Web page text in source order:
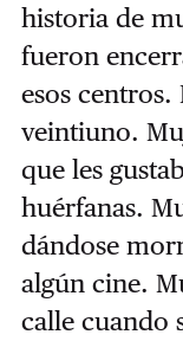
historia de
fueron
esos centros.
veintiuno.
que les
huérfanas.
dándose
algún cine.
calle cuando